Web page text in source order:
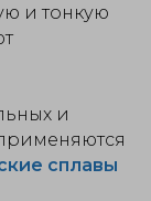
и тонкую
и
сплавы